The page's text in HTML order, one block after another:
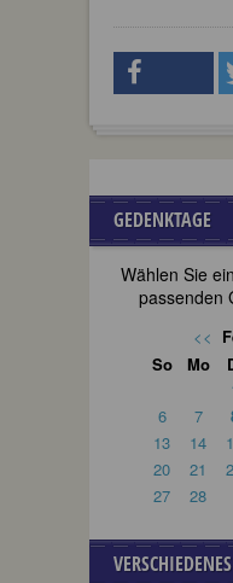
GEDENKTAGE
Wählen Sie
passenden
<<
So
Mo
6
7
13
14
20
21
27
28
VERSCHIEDENES